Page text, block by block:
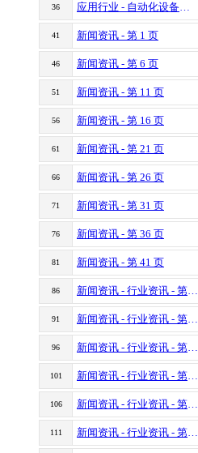
36 应用行业 - 自动化设备类 - 第 1 页
41 新闻资讯 - 第 1 页
46 新闻资讯 - 第 6 页
51 新闻资讯 - 第 11 页
56 新闻资讯 - 第 16 页
61 新闻资讯 - 第 21 页
66 新闻资讯 - 第 26 页
71 新闻资讯 - 第 31 页
76 新闻资讯 - 第 36 页
81 新闻资讯 - 第 41 页
86 新闻资讯 - 行业资讯 - 第 1 页
91 新闻资讯 - 行业资讯 - 第 6 页
96 新闻资讯 - 行业资讯 - 第 11 页
101 新闻资讯 - 行业资讯 - 第 16 页
106 新闻资讯 - 行业资讯 - 第 21 页
111 新闻资讯 - 行业资讯 - 第 26 页